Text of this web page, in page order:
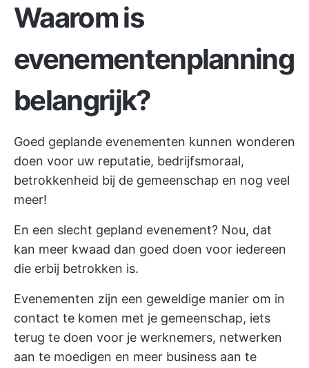
Waarom is
evenementenplanning
belangrijk?
Goed geplande evenementen kunnen wonderen
doen voor uw reputatie, bedrijfsmoraal,
betrokkenheid bij de gemeenschap en nog veel
meer!
En een slecht gepland evenement? Nou, dat
kan meer kwaad dan goed doen voor iedereen
die erbij betrokken is.
Evenementen zijn een geweldige manier om in
contact te komen met je gemeenschap, iets
terug te doen voor je werknemers, netwerken
aan te moedigen en meer business aan te